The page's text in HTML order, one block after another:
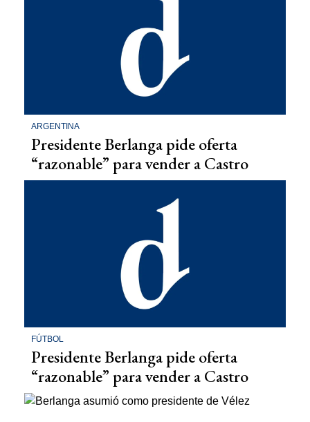
ARGENTINA
Presidente Berlanga pide oferta
“razonable” para vender a Castro
FÚTBOL
Presidente Berlanga pide oferta
“razonable” para vender a Castro